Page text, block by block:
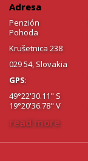
Adresa
Penzión
Pohoda
Krušetnica 238
029 54, Slovakia
GPS:
49°22'30.11" S
19°20'36.78" V
read more